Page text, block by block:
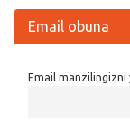
Email obuna
Email manzilingizni